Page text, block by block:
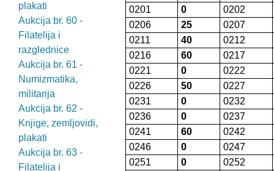
plakati
Aukcija br. 60 -
Filatelija i
razglednice
Aukcija br. 61 -
Numizmatika,
militarija
Aukcija br. 62 -
Knjige, zemljovidi,
plakati
Aukcija br. 63 -
Filatelija i
0201
0
0202
0206
25
0207
0211
40
0212
0216
60
0217
0221
0
0222
0226
50
0227
0231
0
0232
0236
0
0237
0241
60
0242
0246
0
0247
0251
0
0252